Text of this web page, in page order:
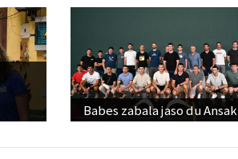
Babes zabala jaso du Ansak